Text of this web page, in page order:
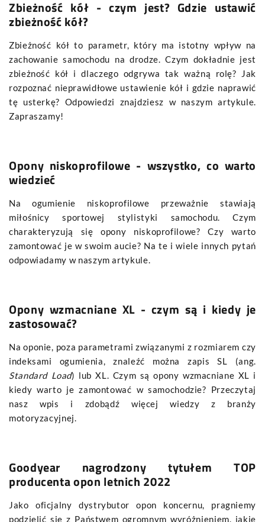
Zbieżność kół - czym jest? Gdzie ustawić
zbieżność kół?
Zbieżność kół to parametr, który ma istotny wpływ na
zachowanie samochodu na drodze. Czym dokładnie jest
zbieżność kół i dlaczego odgrywa tak ważną rolę? Jak
rozpoznać nieprawidłowe ustawienie kół i gdzie naprawić
tę usterkę? Odpowiedzi znajdziesz w naszym artykule.
Zapraszamy!
Opony niskoprofilowe - wszystko, co warto
wiedzieć
Na ogumienie niskoprofilowe przeważnie stawiają
miłośnicy sportowej stylistyki samochodu. Czym
charakteryzują się opony niskoprofilowe? Czy warto
zamontować je w swoim aucie? Na te i wiele innych pytań
odpowiadamy w naszym artykule.
Opony wzmacniane XL - czym są i kiedy je
zastosować?
Na oponie, poza parametrami związanymi z rozmiarem czy
indeksami ogumienia, znaleźć można zapis SL (ang.
Standard Load) lub XL. Czym są opony wzmacniane XL i
kiedy warto je zamontować w samochodzie? Przeczytaj
nasz wpis i zdobądź więcej wiedzy z branży
motoryzacyjnej.
Goodyear nagrodzony tytułem TOP
producenta opon letnich 2022
Jako oficjalny dystrybutor opon koncernu, pragniemy
podzielić się z Państwem ogromnym wyróżnieniem, jakie